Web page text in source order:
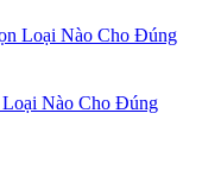
Loại Nào Cho Đúng